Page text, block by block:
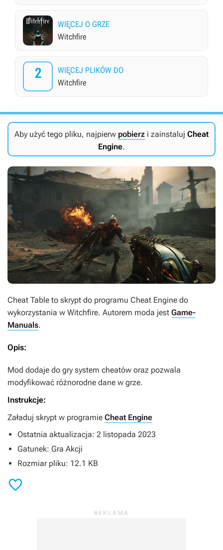
WIĘCEJ O GRZE
Witchfire
2
WIĘCEJ PLIKÓW DO
Witchfire
Aby użyć tego pliku, najpierw pobierz i zainstaluj Cheat
Engine.
Cheat Table to skrypt do programu Cheat Engine do
wykorzystania w Witchfire. Autorem moda jest Game-
Manuals.
Opis:
Mod dodaje do gry system cheatów oraz pozwala
modyfikować różnorodne dane w grze.
Instrukcje:
Załaduj skrypt w programie Cheat Engine
Ostatnia aktualizacja: 2 listopada 2023
Gatunek: Gra Akcji
Rozmiar pliku: 12.1 KB
